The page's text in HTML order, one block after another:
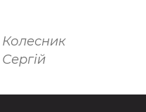
Колесник
Сергій